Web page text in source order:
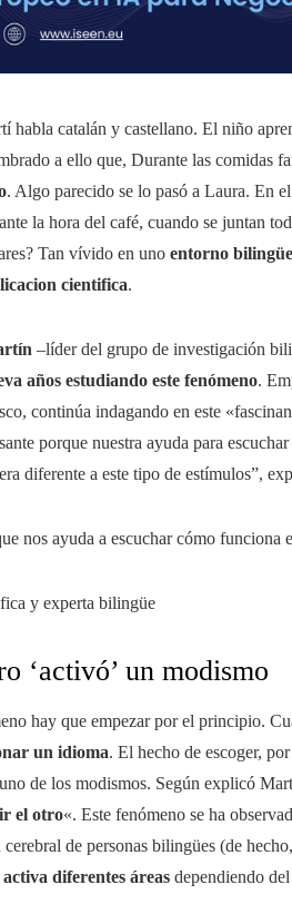
habla catalán y castellano. El niño
a ello que, Durante las comidas
. Algo parecido se lo pasó a Laura. En
la hora del café, cuando se juntan
Tan vívido en uno entorno bilingüe
cientifica.
–líder del grupo de investigación
años estudiando este fenómeno.
continúa indagando en este
porque nuestra ayuda para escuchar
diferente a este tipo de estímulos”,
nos ayuda a escuchar cómo funciona
y experta bilingüe
‘activó’ un modismo
hay que empezar por el principio.
un idioma. El hecho de escoger,
de los modismos. Según explicó
el otro«. Este fenómeno se ha
de personas bilingües (de
diferentes áreas dependiendo